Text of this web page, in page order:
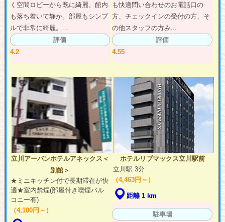
く空間ロビーから既に綺麗。館内
も落ち着いて静か。部屋もシンプ
ルで非常に綺麗。...
評価
4.2
も快適問い合わせのお電話口の
方、チェックインの受付の方、そ
の他スタッフの方み...
評価
4.55
立川アーバンホテルアネックス＜
別館＞
★ミニキッチン付で長期滞在が快
適★室内禁煙(部屋付き喫煙バル
コニー有)
（4,100円～）
ホテルリブマックス立川駅前
立川駅 3分
（4,463円～）
距離 1 km
駐車場